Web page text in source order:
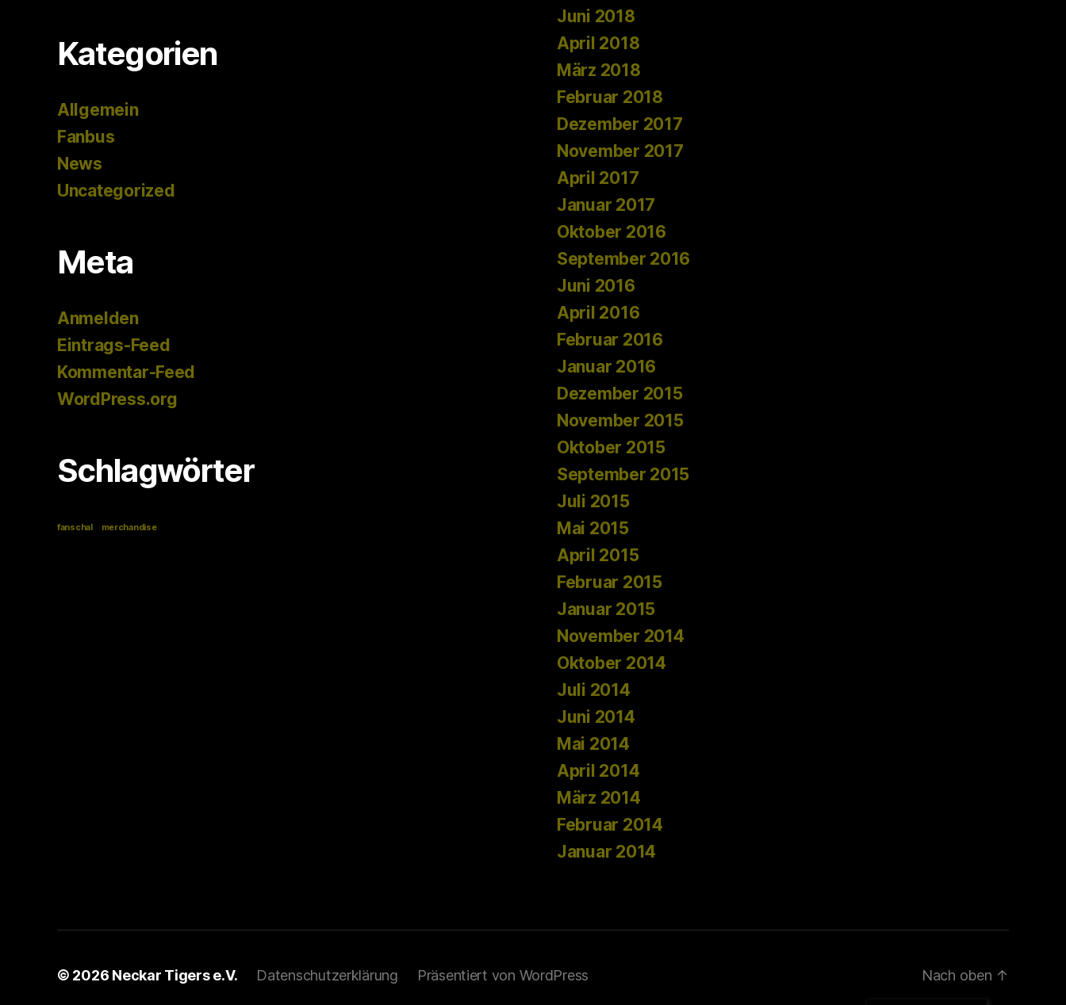
Kategorien
Allgemein
Fanbus
News
Uncategorized
Meta
Anmelden
Eintrags-Feed
Kommentar-Feed
WordPress.org
Schlagwörter
fanschal merchandise
Juni 2018
April 2018
März 2018
Februar 2018
Dezember 2017
November 2017
April 2017
Januar 2017
Oktober 2016
September 2016
Juni 2016
April 2016
Februar 2016
Januar 2016
Dezember 2015
November 2015
Oktober 2015
September 2015
Juli 2015
Mai 2015
April 2015
Februar 2015
Januar 2015
November 2014
Oktober 2014
Juli 2014
Juni 2014
Mai 2014
April 2014
März 2014
Februar 2014
Januar 2014
© 2026 Neckar Tigers e.V. Datenschutzerklärung Präsentiert von WordPress Nach oben ↑